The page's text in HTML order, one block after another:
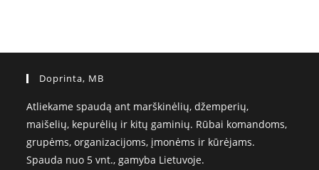
Doprinta, MB
Atliekame spaudą ant marškinėlių, džemperių,
maišelių, kepurėlių ir kitų gaminių. Rūbai komandoms,
grupėms, organizacijoms, įmonėms ir kūrėjams.
Spauda nuo 5 vnt., gamyba Lietuvoje.